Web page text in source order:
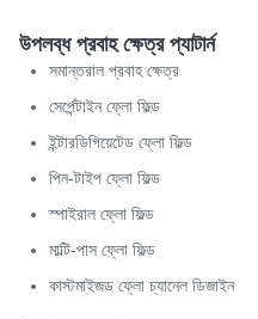
উপলব্ধ প্রবাহ ক্ষেত্র প্যাটার্ন
সমান্তরাল প্রবাহ ক্ষেত্র
সের্পেন্টাইন ফ্লো ফিল্ড
ইন্টারডিগিয়েটেড ফ্লো ফিল্ড
পিন-টাইপ ফ্লো ফিল্ড
স্পাইরাল ফ্লো ফিল্ড
মাল্টি-পাস ফ্লো ফিল্ড
কাস্টমাইজড ফ্লো চ্যানেল ডিজাইন